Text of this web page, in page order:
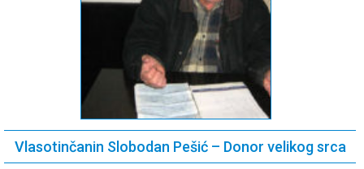
Vlasotinčanin Slobodan Pešić – Donor velikog srca